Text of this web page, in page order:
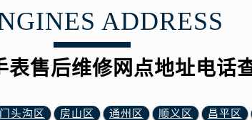
ADDRESS
表售后维修网点地址电话
门头沟区 房山区 通州区 顺义区 昌平区